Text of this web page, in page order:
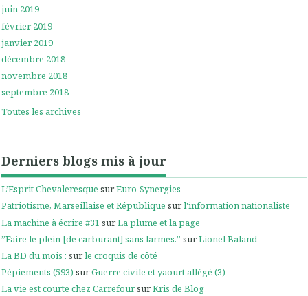
juin 2019
février 2019
janvier 2019
décembre 2018
novembre 2018
septembre 2018
Toutes les archives
Derniers blogs mis à jour
L’Esprit Chevaleresque surEuro-Synergies
Patriotisme, Marseillaise et République surl'information nationaliste
La machine à écrire #31 surLa plume et la page
”Faire le plein [de carburant] sans larmes.” surLionel Baland
La BD du mois : surle croquis de côté
Pépiements (593) surGuerre civile et yaourt allégé (3)
La vie est courte chez CarrefoursurKris de Blog